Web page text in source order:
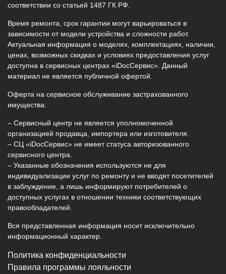
соответствии со статьей 1487 ГК РФ.
Время ремонта, срок гарантии могут варьироваться в
зависимости от модели устройства и сложности работ.
Актуальная информация о моделях, комплектациях, наличии,
ценах, возможных скидках и условиях предоставления услуг
доступна в сервисных центрах «iDocСервис». Данный
материал не является публичной офертой.
Оферта на сервисное обслуживание застрахованного
имущества:
– Сервисный центр не является уполномоченной
организацией продавца, импортера или изготовителя.
– СЦ «iDocСервис» не имеет статуса авторизованного
сервисного центра.
– Указанные обозначения используются не для
индивидуализации услуг по ремонту и не вводят посетителей
в заблуждение, а лишь информируют потребителей о
доступных услугах в отношении техники соответствующих
правообладателей.
Вся представленная информация носит исключительно
информационный характер.
Политика конфиденциальности
Правила программы лояльности